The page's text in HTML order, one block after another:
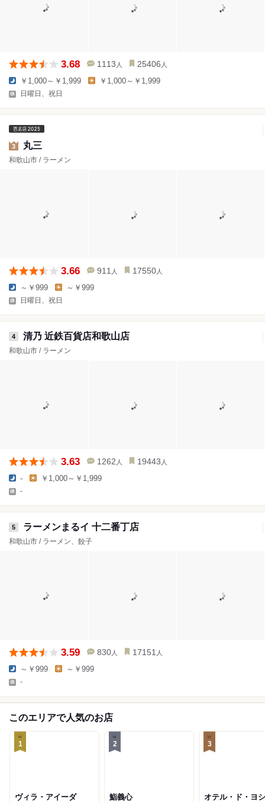
3.68 1113 人 25406 人
￥1,000～￥1,999 ￥1,000～￥1,999
日曜日、祝日
3 丸三
和歌山市 / ラーメン
3.66 911 人 17550 人
～￥999 ～￥999
日曜日、祝日
4 清乃 近鉄百貨店和歌山店
和歌山市 / ラーメン
3.63 1262 人 19443 人
- ￥1,000～￥1,999
-
5 ラーメンまるイ 十二番丁店
和歌山市 / ラーメン、餃子
3.59 830 人 17151 人
～￥999 ～￥999
-
このエリアで人気のお店
1
ヴィラ・アイーダ
2
鮨義心
3
オテル・ド・ヨ